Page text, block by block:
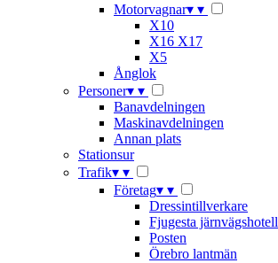
Motorvagnar▾ ▾
X10
X16 X17
X5
Ånglok
Personer▾ ▾
Banavdelningen
Maskinavdelningen
Annan plats
Stationsur
Trafik▾ ▾
Företag▾ ▾
Dressintillverkare
Fjugesta järnvägshotell
Posten
Örebro lantmän